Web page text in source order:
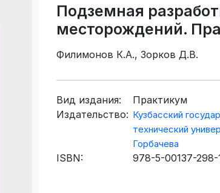
Подземная
месторождений.
Филимонов К.А., Зорков Д.В.
Вид издания:
Практикум
Издательство: Кузбасский
технический
Горбачева
ISBN: 978-5-00137-298-